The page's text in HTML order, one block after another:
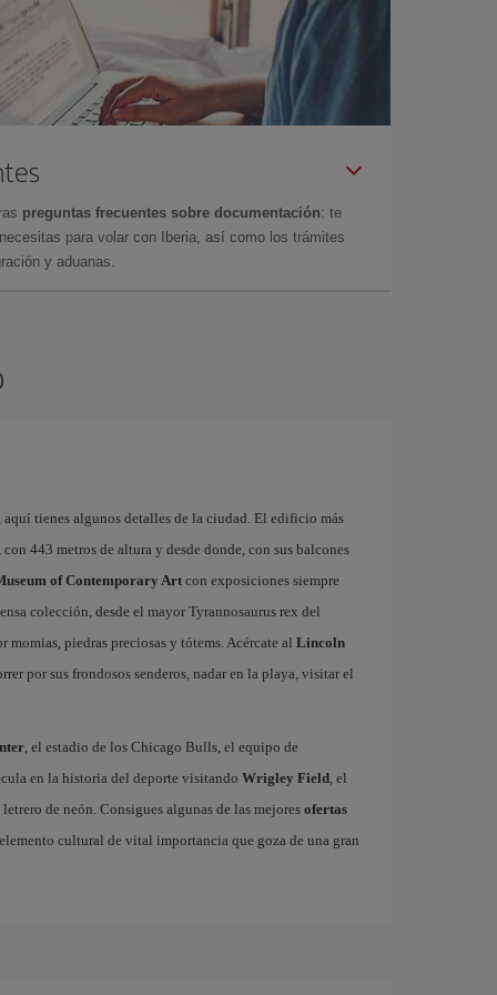
preguntas frecuentes sobre documentación: te
para volar con Iberia, así como los trámites
y aduanas.
tienes algunos detalles de la ciudad. El edificio más
con 443 metros de altura y desde donde, con sus balcones
of Contemporary Artcon exposiciones siempre
colección, desde el mayor Tyrannosaurus rex del
piedras preciosas y tótems. Acércate al Lincoln
por sus frondosos senderos, nadar en la playa, visitar el
, el estadio de los Chicago Bulls, el equipo de
en la historia del deporte visitando Wrigley Field, el
de neón. Consigues algunas de las mejores ofertas
cultural de vital importancia que goza de una gran